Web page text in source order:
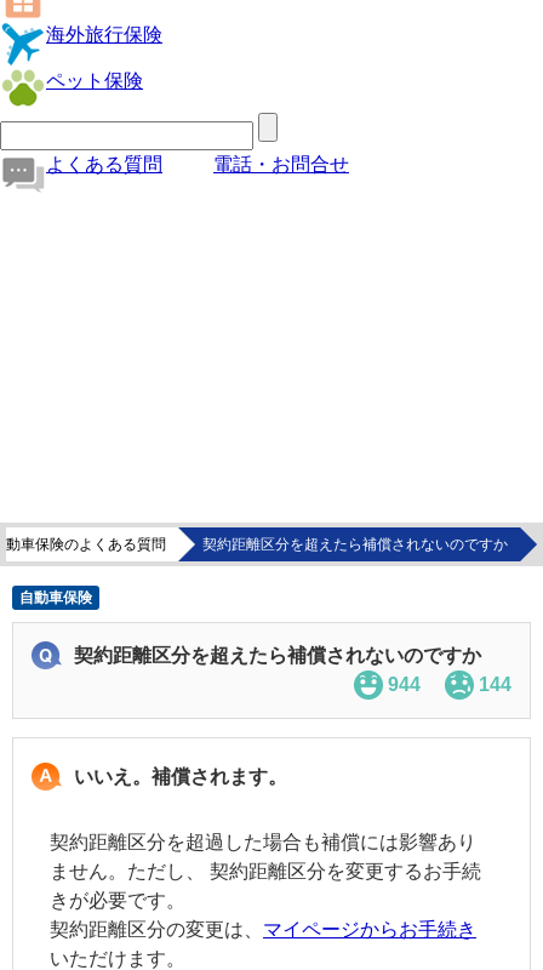
海外旅行保険
ペット保険
よくある質問 電話・お問合せ
動車保険のよくある質問 契約距離区分を超えたら補償されないのですか
自動車保険
契約距離区分を超えたら補償されないのですか
944
144
いいえ。補償されます。
契約距離区分を超過した場合も補償には影響あり
ません。ただし、 契約距離区分を変更するお手続
きが必要です。
契約距離区分の変更は、 マイページからお手続き
いただけます。